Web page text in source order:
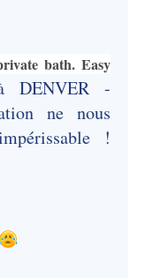
bath. Easy
DENVER -
ne nous
!